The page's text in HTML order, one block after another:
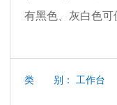
有黑色、灰白色可
类 别： 工作台